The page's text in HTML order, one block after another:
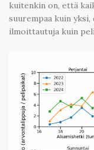
kuitenkin on, että
suurempaa kuin
ilmoittautuja kuin